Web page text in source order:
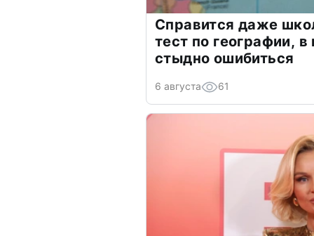
Справится даже
тест по географии,
стыдно ошибиться
6 августа 61